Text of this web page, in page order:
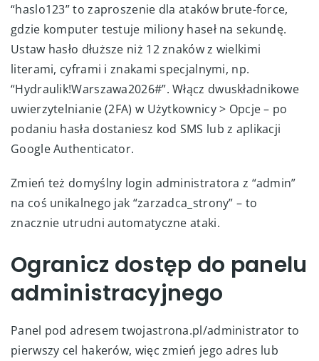
“haslo123” to zaproszenie dla ataków brute-force,
gdzie komputer testuje miliony haseł na sekundę.
Ustaw hasło dłuższe niż 12 znaków z wielkimi
literami, cyframi i znakami specjalnymi, np.
“Hydraulik!Warszawa2026#”. Włącz dwuskładnikowe
uwierzytelnianie (2FA) w Użytkownicy > Opcje – po
podaniu hasła dostaniesz kod SMS lub z aplikacji
Google Authenticator.
Zmień też domyślny login administratora z “admin”
na coś unikalnego jak “zarzadca_strony” – to
znacznie utrudni automatyczne ataki.
Ogranicz dostęp do panelu
administracyjnego
Panel pod adresem twojastrona.pl/administrator to
pierwszy cel hakerów, więc zmień jego adres lub